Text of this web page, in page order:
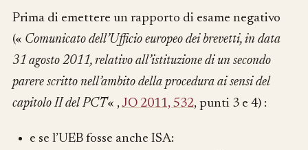
Prima di emettere un rapporto di esame negativo
(« Comunicato dell’Ufficio europeo dei brevetti, in data
31 agosto 2011, relativo all’istituzione di un secondo
parere scritto nell’ambito della procedura ai sensi del
capitolo II del PCT« ,JO 2011, 532, punti 3 e 4) :
e se l’UEB fosse anche ISA: